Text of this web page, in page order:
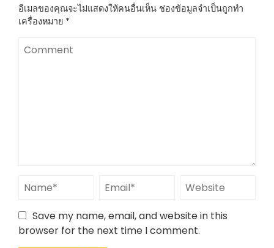
อีเมลของคุณจะไม่แสดงให้คนอื่นเห็น ช่องข้อมูลจำเป็นถูกทำ
เครื่องหมาย *
Save my name, email, and website in this
browser for the next time I comment.